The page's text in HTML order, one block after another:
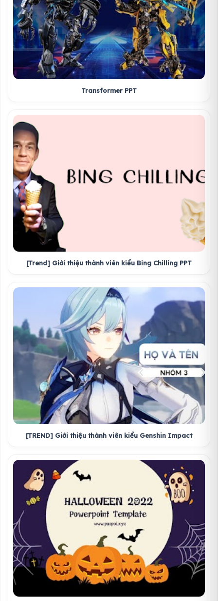
Transformer PPT
[Trend] Giới thiệu thành viên kiểu Bing Chilling PPT
[TREND] Giới thiệu thành viên kiểu Genshin Impact